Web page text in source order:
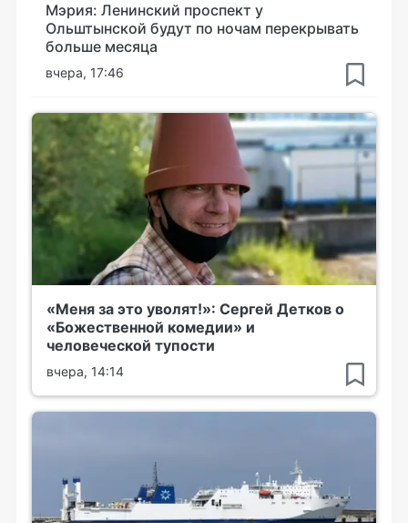
Мэрия: Ленинский проспект у
Ольштынской будут по ночам перекрывать
больше месяца
вчера, 17:46
«Меня за это уволят!»: Сергей Детков о
«Божественной комедии» и
человеческой тупости
вчера, 14:14